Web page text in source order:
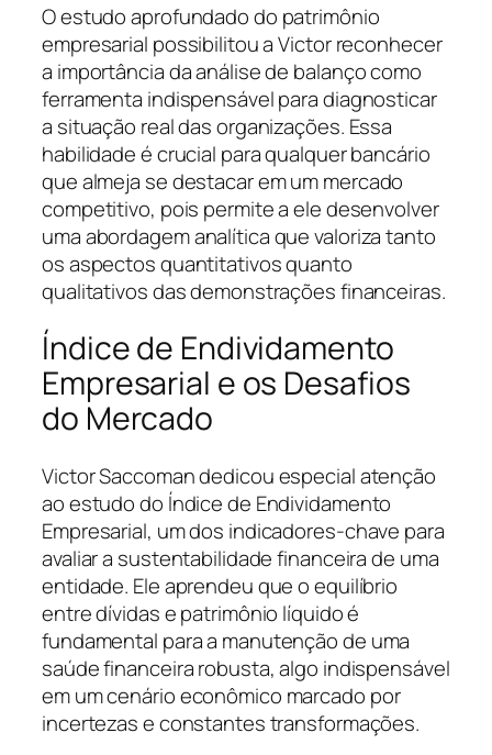
O estudo aprofundado do patrimônio
empresarial possibilitou a Victor reconhecer
a importância da análise de balanço como
ferramenta indispensável para diagnosticar
a situação real das organizações. Essa
habilidade é crucial para qualquer bancário
que almeja se destacar em um mercado
competitivo, pois permite a ele desenvolver
uma abordagem analítica que valoriza tanto
os aspectos quantitativos quanto
qualitativos das demonstrações financeiras.
Índice de Endividamento
Empresarial e os Desafios
do Mercado
Victor Saccoman dedicou especial atenção
ao estudo do Índice de Endividamento
Empresarial, um dos indicadores-chave para
avaliar a sustentabilidade financeira de uma
entidade. Ele aprendeu que o equilíbrio
entre dívidas e patrimônio líquido é
fundamental para a manutenção de uma
saúde financeira robusta, algo indispensável
em um cenário econômico marcado por
incertezas e constantes transformações.